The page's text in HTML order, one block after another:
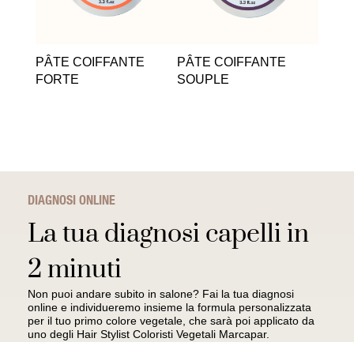
PÂTE COIFFANTE
FORTE
PÂTE COIFFANTE
SOUPLE
DIAGNOSI ONLINE
La tua diagnosi capelli in
2 minuti
Non puoi andare subito in salone? Fai la tua diagnosi
online e individueremo insieme la formula personalizzata
per il tuo primo colore vegetale, che sarà poi applicato da
uno degli Hair Stylist Coloristi Vegetali Marcapar.